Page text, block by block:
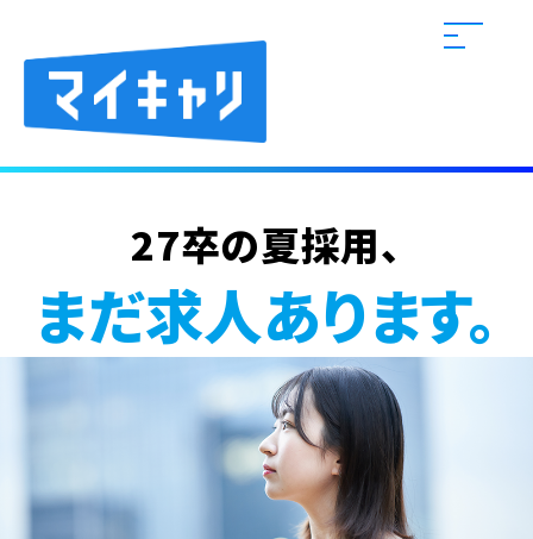
27卒の夏採用、
まだ求人あります。